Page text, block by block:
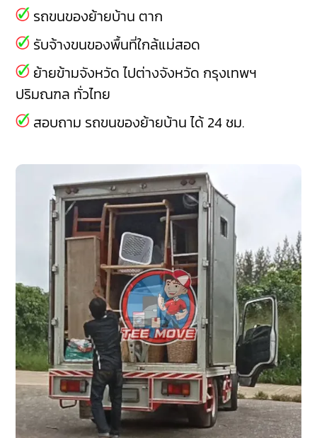
รถขนของย้ายบ้าน ตาก
รับจ้างขนของพื้นที่ใกล้แม่สอด
ย้ายข้ามจังหวัด ไปต่างจังหวัด กรุงเทพฯ
ปริมณฑล ทั่วไทย
สอบถาม รถขนของย้ายบ้าน ได้ 24 ชม.